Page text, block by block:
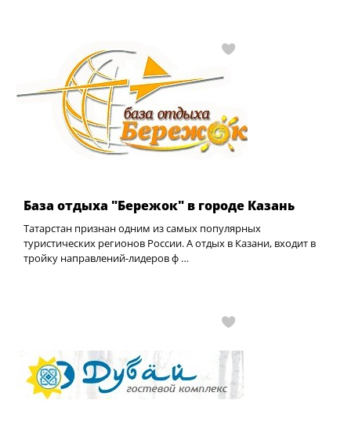
База отдыха "Бережок" в городе Казань
Татарстан признан одним из самых популярных
туристических регионов России. А отдых в Казани, входит в
тройку направлений-лидеров ф …